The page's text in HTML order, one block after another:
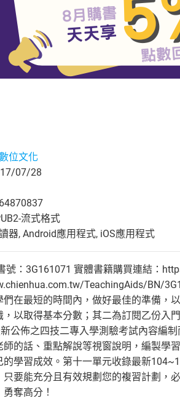
位文化
07/28
流式格式
器, Android應用程式, iOS應用程式
號：3G161071 實體書籍購買連結：
TeachingAids/BN/
們在最短的時間內，做好最佳的準備，
，以取得基本分數；其二為訂閱乙份
公佈之四技二專入學測驗考試內容編
師的話、重點解說等視窗說明，編製學
學習成效。第十一單元收錄最新
要能充分且有效規劃您的複習計劃，
奪高分！